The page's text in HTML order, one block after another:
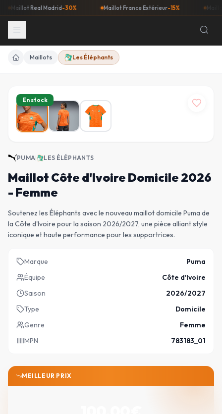
Real Madrid-30% Maillot France Extérieur-15% Maillot
Accueil
Maillots Les Éléphants
En stock
PUMA| LES ÉLÉPHANTS
Maillot Côte d'Ivoire Domicile 2026
- Femme
Soutenez les Éléphants avec le nouveau maillot domicile Puma de
la Côte d'Ivoire pour la saison 2026/2027, une pièce alliant style
iconique et haute performance pour les supportrices.
Marque
Puma
Équipe
Côte d'Ivoire
Saison
2026/2027
Type
Domicile
Genre
Femme
MPN
783183_01
MEILLEUR PRIX